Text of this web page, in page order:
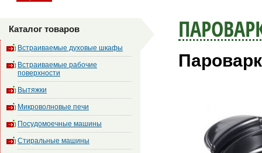
Каталог товаров
Встраиваемые духовые шкафы
Встраиваемые рабочие
поверхности
Вытяжки
Микроволновые печи
Посудомоечные машины
Стиральные машины